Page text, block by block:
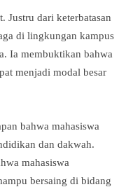
Justru dari keterbatasan
di lingkungan kampus
Ia membuktikan bahwa
menjadi modal besar
bahwa mahasiswa
dan dakwah.
mahasiswa
bersaing di bidang